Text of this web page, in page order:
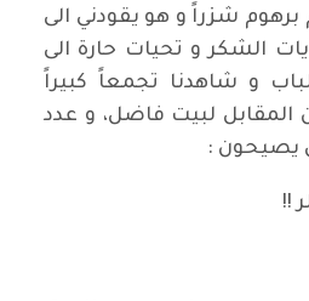
شزراً و هو يقودني الى
الشكر و تحيات حارة الى
و شاهدنا تجمعاً كبيراً
المقابل لبيت فاضل، و عدد
يصيحون :
!!